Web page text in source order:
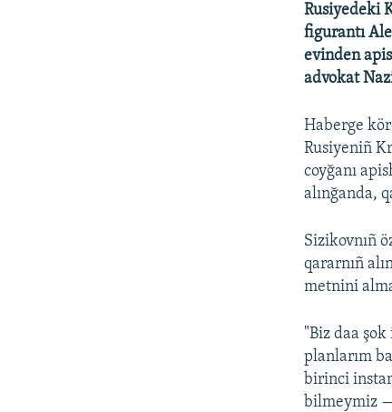
Rusiyedeki
figurantı
evinden
advokat
Haberge
Rusiyeniñ
coyğanı
alınğanda,
Sizikovnıñ
qararnıñ
metnini
"Biz daa
planlarım
birinci
bilmeymiz